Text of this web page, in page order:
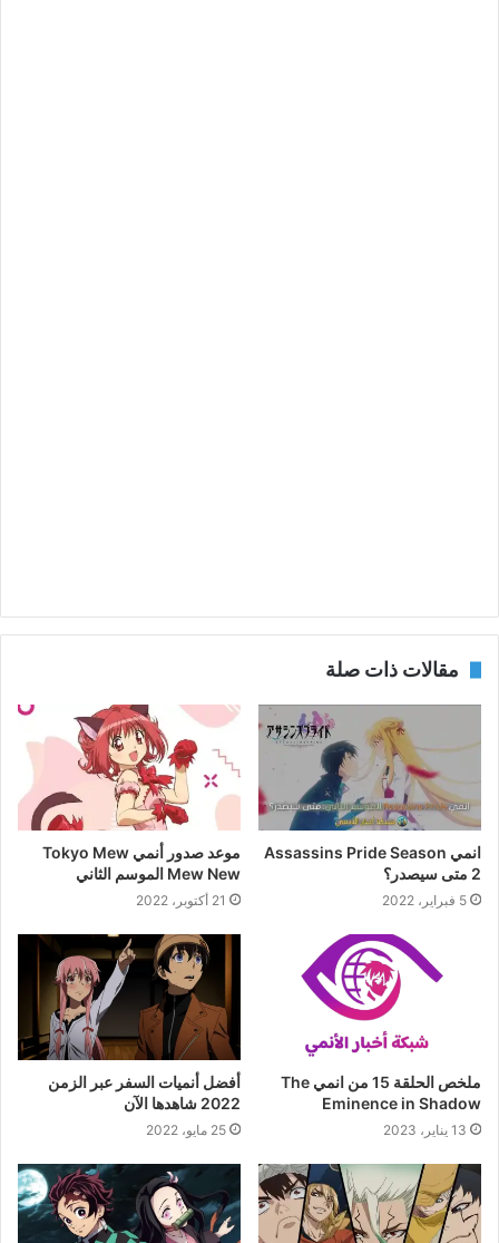
مقالات ذات صلة
انمي Assassins Pride Season
2 متى سيصدر؟
5 فبراير، 2022
موعد صدور أنمي Tokyo Mew
Mew New الموسم الثاني
21 أكتوبر، 2022
ملخص الحلقة 15 من انمي The
Eminence in Shadow
13 يناير، 2023
أفضل أنميات السفر عبر الزمن
2022 شاهدها الآن
25 مايو، 2022